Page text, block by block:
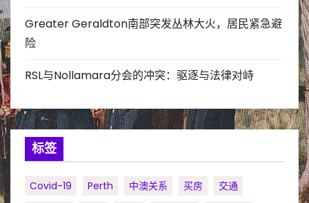
Greater Geraldton南部突发丛林大火，居民紧急避
险
RSL与Nollamara分会的冲突：驱逐与法律对峙
标签
Covid-19 Perth 中澳关系 买房
交通